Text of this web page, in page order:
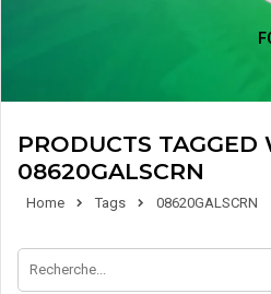
PRODUCTS TAGGED
08620GALSCRN
Home Tags 08620GALSCRN